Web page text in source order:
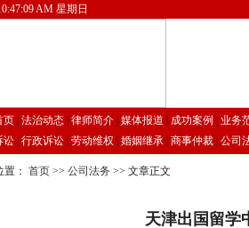
AM 星期日
页 法治动态 律师简介 媒体报道 成功案例
业务
讼 行政诉讼 劳动维权 婚姻继承 商事仲裁 公司
： 首页 >> 公司法务 >> 文章正文
天津出国留学